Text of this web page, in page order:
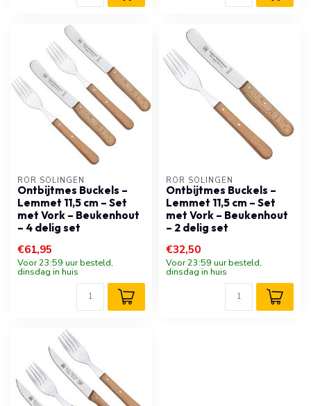
RÖR SOLINGEN
Ontbijtmes Buckels –
Lemmet 11,5 cm – Set
met Vork – Beukenhout
– 4 delig set
€61,95
Voor 23:59 uur besteld,
dinsdag in huis
RÖR SOLINGEN
Ontbijtmes Buckels –
Lemmet 11,5 cm – Set
met Vork – Beukenhout
– 2 delig set
€32,50
Voor 23:59 uur besteld,
dinsdag in huis